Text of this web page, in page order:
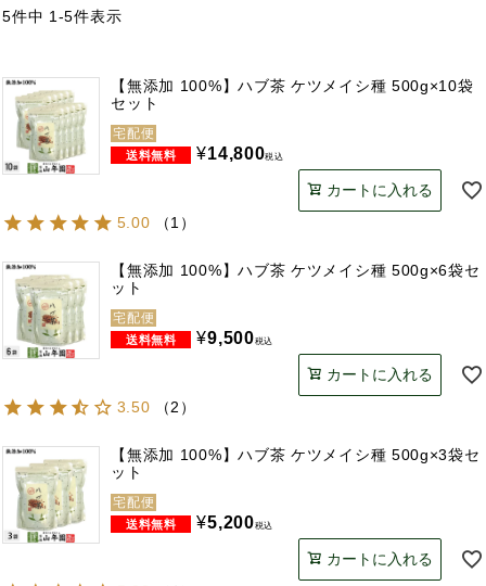
5件中 1-5件表示
【無添加 100%】ハブ茶 ケツメイシ種 500g×10袋
セット
宅配便
¥14,800税込
カートに入れる
5.00
（1）
【無添加 100%】ハブ茶 ケツメイシ種 500g×6袋セ
ット
宅配便
¥9,500税込
カートに入れる
3.50
（2 ）
【無添加 100%】ハブ茶 ケツメイシ種 500g×3袋セ
ット
宅配便
¥5,200税込
カートに入れる